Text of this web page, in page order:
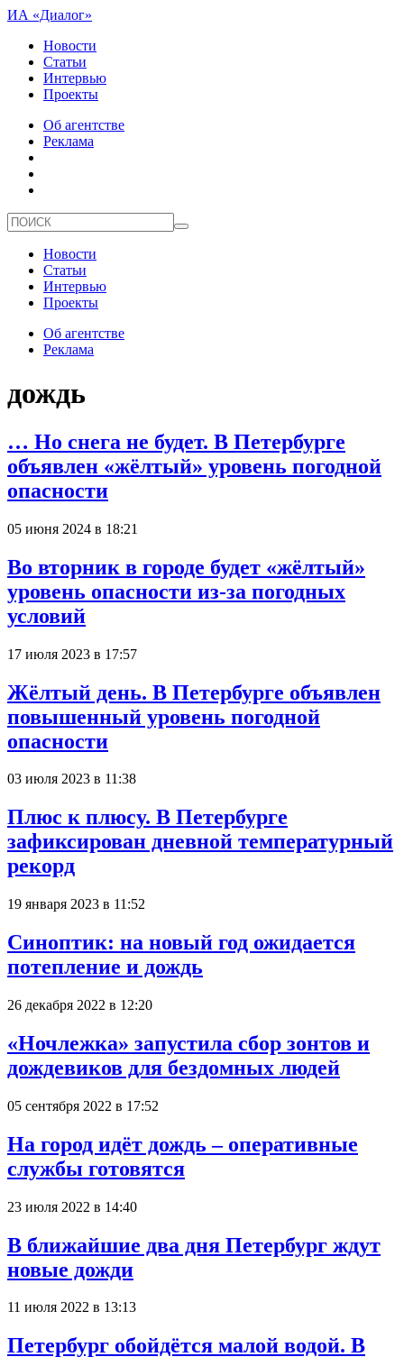
ИА «Диалог»
Новости
Статьи
Интервью
Проекты
Об агентстве
Реклама
Новости
Статьи
Интервью
Проекты
Об агентстве
Реклама
дождь
… Но снега не будет. В Петербурге
объявлен «жёлтый» уровень погодной
опасности
05 июня 2024 в 18:21
Во вторник в городе будет «жёлтый»
уровень опасности из-за погодных
условий
17 июля 2023 в 17:57
Жёлтый день. В Петербурге объявлен
повышенный уровень погодной
опасности
03 июля 2023 в 11:38
Плюс к плюсу. В Петербурге
зафиксирован дневной температурный
рекорд
19 января 2023 в 11:52
Синоптик: на новый год ожидается
потепление и дождь
26 декабря 2022 в 12:20
«Ночлежка» запустила сбор зонтов и
дождевиков для бездомных людей
05 сентября 2022 в 17:52
На город идёт дождь – оперативные
службы готовятся
23 июля 2022 в 14:40
В ближайшие два дня Петербург ждут
новые дожди
11 июля 2022 в 13:13
Петербург обойдётся малой водой. В